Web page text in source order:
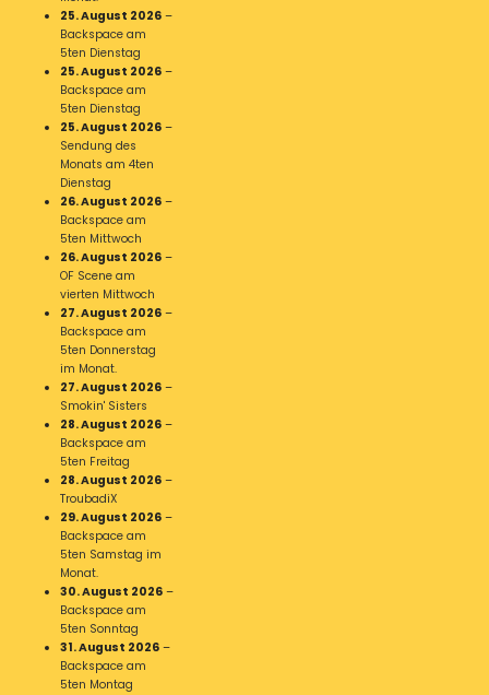
25. August 2026 –
Backspace am
5ten Dienstag
25. August 2026 –
Backspace am
5ten Dienstag
25. August 2026 –
Sendung des
Monats am 4ten
Dienstag
26. August 2026 –
Backspace am
5ten Mittwoch
26. August 2026 –
OF Scene am
vierten Mittwoch
27. August 2026 –
Backspace am
5ten Donnerstag
im Monat.
27. August 2026 –
Smokin' Sisters
28. August 2026 –
Backspace am
5ten Freitag
28. August 2026 –
TroubadiX
29. August 2026 –
Backspace am
5ten Samstag im
Monat.
30. August 2026 –
Backspace am
5ten Sonntag
31. August 2026 –
Backspace am
5ten Montag